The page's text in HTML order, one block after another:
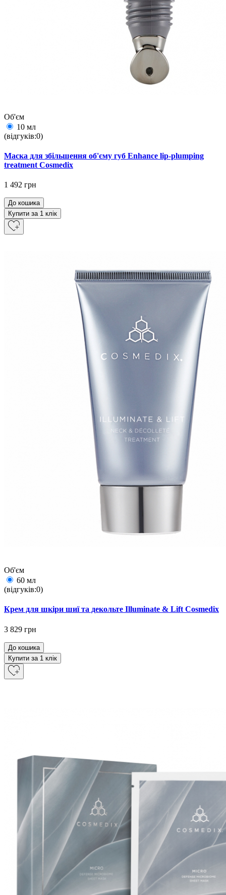
Об'єм
10 мл
(відгуків:0)
Маска для збільшення об'єму губ Enhance lip-plumping
treatment Cosmedix
1 492 грн
До кошика
Купити за 1 клiк
Об'єм
60 мл
(відгуків:0)
Крем для шкіри шиї та декольте Illuminate & Lift Cosmedix
3 829 грн
До кошика
Купити за 1 клiк